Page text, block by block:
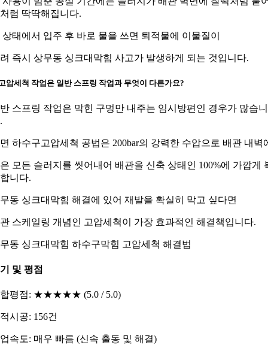
럼 딱딱해집니다.
상태에서 입주 후 바로 물을 쓰면 퇴적물에 이물질이
즉시 상무동 싱크대막힘 사고가 발생하게 되는 것입니다.
압세척 작업은 일반 스프링 작업과 무엇이 다른가요?
스프링 작업은 막힌 구멍만 내주는 임시방편인 경우가 많습니
하수구고압세척 공법은 200bar의 강력한 수압으로 배관 내벽
모든 슬러지를 씻어내어 배관을 신축 상태인 100%에 가깝게
니다.
동 싱크대막힘 해결에 있어 재발을 확실히 막고 싶다면
스케일링 개념인 고압세척이 가장 효과적인 해결책입니다.
동 싱크대막힘 하수구막힘 고압세척 해결법
및 평점
평점: ★★★★★ (5.0 / 5.0)
시공: 156건
속도: 매우 빠름 (신속 출동 및 해결)